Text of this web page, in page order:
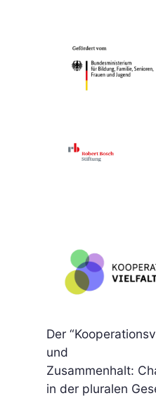
Der
und
Zusammenhalt:
in der pluralen